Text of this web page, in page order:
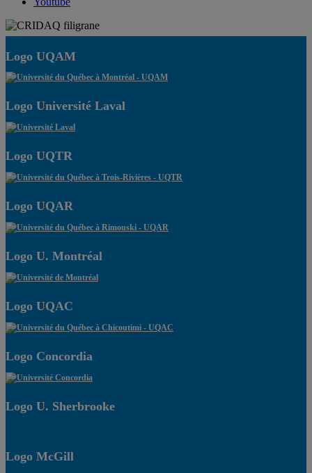
Logo UQAM
Logo Université Laval
Logo UQTR
Logo UQAR
Logo U. Montréal
Logo UQAC
Logo Concordia
Logo U. Sherbrooke
Logo McGill